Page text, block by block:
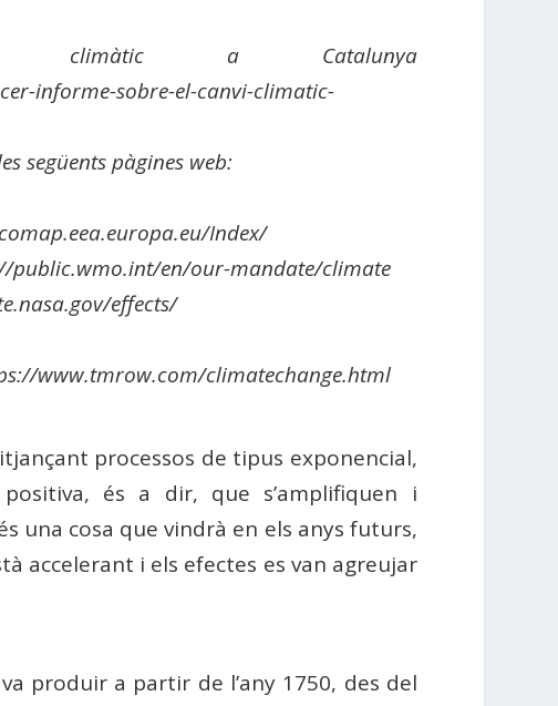
climàtic a Catalunya
informe-sobre-el-canvi-climatic-
següents pàgines web:
Index/
public.wmo.int/en/our-mandate/climate
effects/
www.tmrow.com/climatechange.html
processos de tipus exponencial,
és a dir, que s’amplifiquen i
una cosa que vindrà en els anys futurs,
accelerant i els efectes es van agreujar
produir a partir de l’any 1750, des del